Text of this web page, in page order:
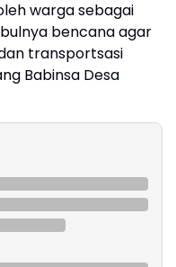
warga sebagai
bencana agar
transportsasi
Babinsa Desa